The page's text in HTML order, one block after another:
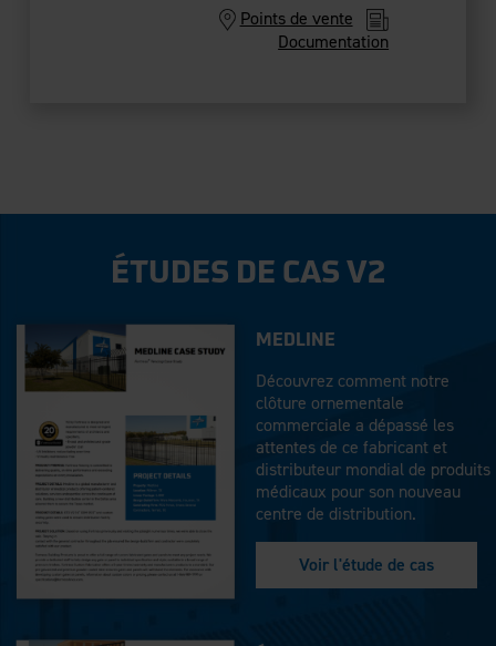
Points de vente
Documentation
ÉTUDES DE CAS V2
MEDLINE
Découvrez comment notre
clôture ornementale
commerciale a dépassé les
attentes de ce fabricant et
distributeur mondial de produits
médicaux pour son nouveau
centre de distribution.
Voir l'étude de cas